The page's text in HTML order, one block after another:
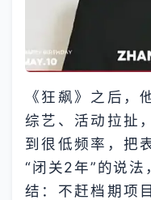
《狂飙》之后，
综艺、活动拉扯
到很低频率，把
“闭关2年”的说
结：不赶档期项